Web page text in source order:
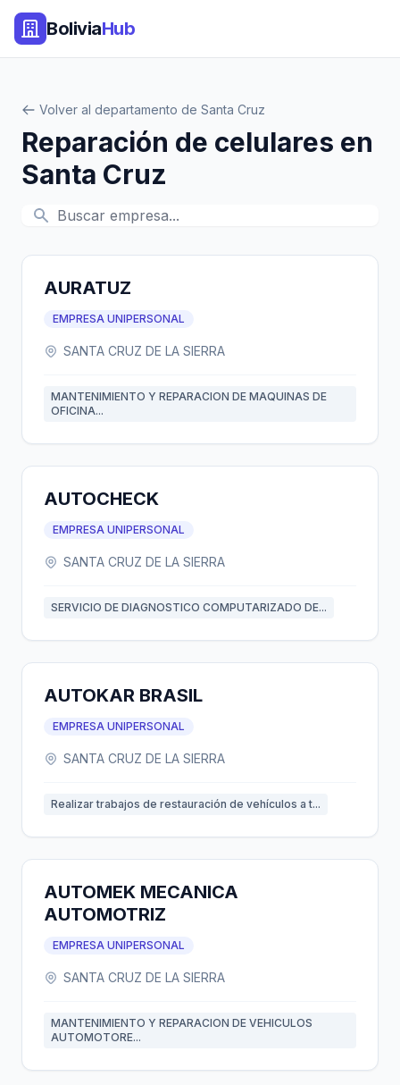
BoliviaHub
Volver al departamento de Santa Cruz
Reparación de celulares en
Santa Cruz
AURATUZ
EMPRESA UNIPERSONAL
SANTA CRUZ DE LA SIERRA
MANTENIMIENTO Y REPARACION DE MAQUINAS DE
OFICINA...
AUTOCHECK
EMPRESA UNIPERSONAL
SANTA CRUZ DE LA SIERRA
SERVICIO DE DIAGNOSTICO COMPUTARIZADO DE...
AUTOKAR BRASIL
EMPRESA UNIPERSONAL
SANTA CRUZ DE LA SIERRA
Realizar trabajos de restauración de vehículos a t...
AUTOMEK MECANICA
AUTOMOTRIZ
EMPRESA UNIPERSONAL
SANTA CRUZ DE LA SIERRA
MANTENIMIENTO Y REPARACION DE VEHICULOS
AUTOMOTORE...